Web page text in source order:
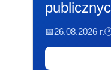
📅26.08.2026 r.